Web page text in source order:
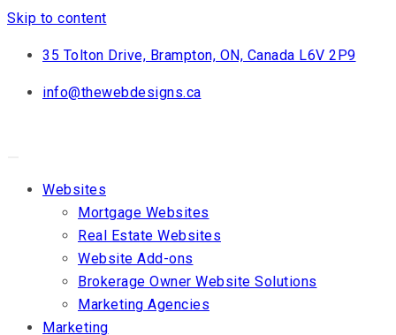
Skip to content
35 Tolton Drive, Brampton, ON, Canada L6V 2P9
info@thewebdesigns.ca
Websites
Mortgage Websites
Real Estate Websites
Website Add-ons
Brokerage Owner Website Solutions
Marketing Agencies
Marketing